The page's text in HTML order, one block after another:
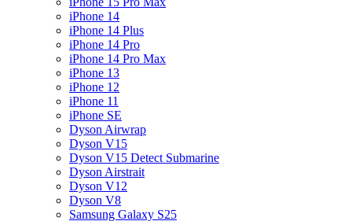
iPhone 14
iPhone 14 Plus
iPhone 14 Pro
iPhone 14 Pro Max
iPhone 13
iPhone 12
iPhone 11
iPhone SE
Dyson Airwrap
Dyson V15
Dyson V15 Detect Submarine
Dyson Airstrait
Dyson V12
Dyson V8
Samsung Galaxy S25